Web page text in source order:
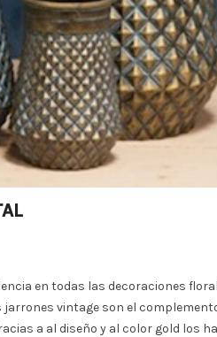
en todas las decoraciones
jarrones vintage son el
a al diseño y al color gold los